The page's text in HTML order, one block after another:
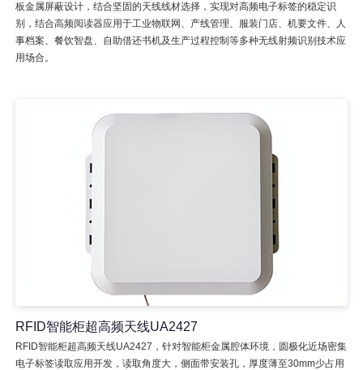
板金属屏蔽设计，结合坚固的天线线材选择，实现对高频电子标签的稳定识
别，结合高频阅读器应用于工业物联网、产线管理、服装门店、机要文件、人
事档案、餐饮智盘、自助借还书机及生产过程控制等多种无线射频识别技术应
用场合。
RFID智能柜超高频天线UA2427
RFID智能柜超高频天线UA2427，针对智能柜金属腔体环境，圆极化近场密集
电子标签读取应用开发，读取角度大，侧面带安装孔，厚度薄至30mm少占用